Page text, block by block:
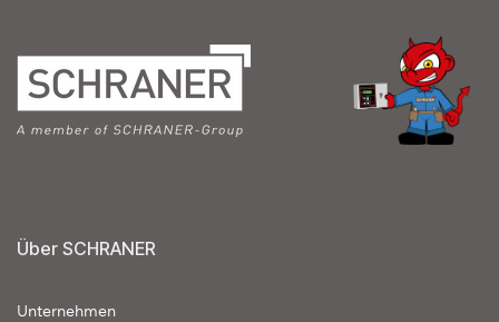
Über SCHRANER
Unternehmen